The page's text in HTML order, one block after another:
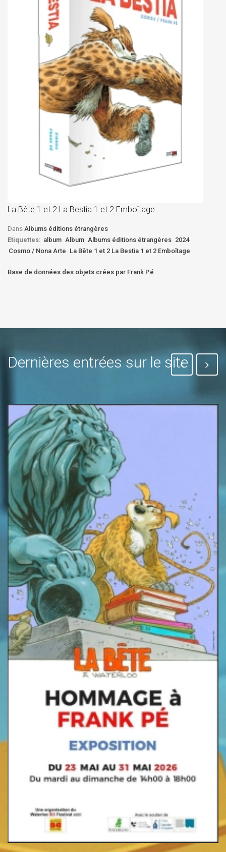
La Bête 1 et 2 La Bestia 1 et 2 Emboîtage
Dans Albums éditions étrangères
Etiquettes: album Album Albums éditions étrangères 2024
Cosmo / Nona Arte La Bête 1 et 2 La Bestia 1 et 2 Emboîtage
Base de données des objets crées par Frank Pé
Dernières entrées sur le site